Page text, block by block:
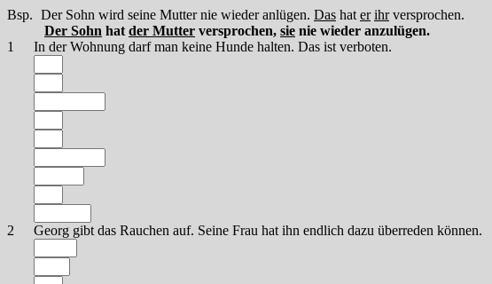
Bsp. Der Sohn wird seine Mutter nie wieder anlügen. Das hat er ihrversprochen.
Der Sohn hat der Mutter versprochen, sie nie wieder anzulügen.
1
In der Wohnung darf man keine Hunde halten. Das ist verboten.
2 Georg gibt das Rauchen auf. Seine Frau hat ihn endlich dazu überreden können.